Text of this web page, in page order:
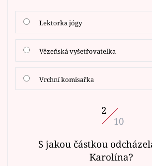
Lektorka jógy
Vězeňská vyšetřovatelka
Vrchní komisařka
2
10
S jakou částkou
Karolína?